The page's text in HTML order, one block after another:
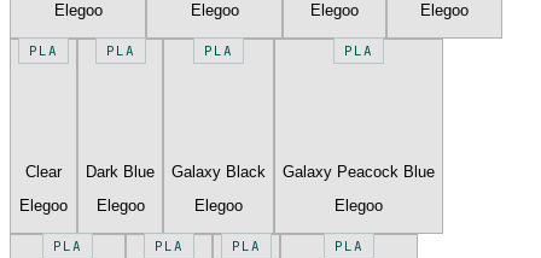
Elegoo
Elegoo
Elegoo
Elegoo
PLA
Clear
Elegoo
PLA
Dark Blue
Elegoo
PLA
Galaxy Black
Elegoo
PLA
Galaxy Peacock Blue
Elegoo
PLA PLA PLA PLA